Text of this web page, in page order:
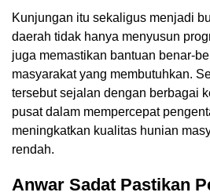
Kunjungan itu sekaligus menjadi
daerah tidak hanya menyusun
juga memastikan bantuan benar-
masyarakat yang membutuhkan.
tersebut sejalan dengan berbagai
pusat dalam mempercepat
meningkatkan kualitas hunian
rendah.
Anwar Sadat Pastikan